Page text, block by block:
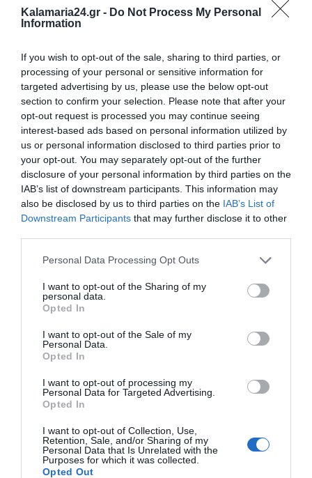
Kalamaria24.gr - Do Not Process My Personal
Information
If you wish to opt-out of the sale, sharing to third parties, or
processing of your personal or sensitive information for
targeted advertising by us, please use the below opt-out
section to confirm your selection. Please note that after your
opt-out request is processed you may continue seeing
interest-based ads based on personal information utilized by
us or personal information disclosed to third parties prior to
your opt-out. You may separately opt-out of the further
disclosure of your personal information by third parties on the
IAB’s list of downstream participants. This information may
also be disclosed by us to third parties on the IAB’s List of
Downstream Participants that may further disclose it to other
Personal Data Processing Opt Outs
I want to opt-out of the Sharing of my
personal data.
Opted In
I want to opt-out of the Sale of my
Personal Data.
Opted In
I want to opt-out of processing my
Personal Data for Targeted Advertising.
Opted In
I want to opt-out of Collection, Use,
Retention, Sale, and/or Sharing of my
Personal Data that Is Unrelated with the
Purposes for which it was collected.
Opted Out
Πυρετώδεις είναι οι προετοιμασίες στον Άγιο Μάμα
Χαλκιδικής για τη φετινή μεγάλη εμποροπανήγυρη,
Μετρό Θεσσαλονίκης: Από σήμερα οι
αλλαγές στο ωράριο για την επέκταση
προς Καλαμαριά
Από σήμερα, Πέμπτη 6 Αυγούστου, τίθενται σε ισχύ
οι έκτακτες αλλαγές στο ωράριο λειτουργίας του
Μετρό Θεσσαλονίκης, λόγω των τελικών...
Περισσότερα...
Τελευταία νέα